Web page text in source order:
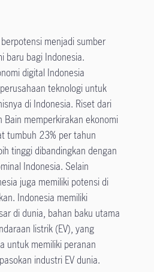
menjadi sumber
baru bagi Indonesia.
digital Indonesia
teknologi untuk
di Indonesia. Riset dari
Bain memperkirakan ekonomi
tumbuh 23% per tahun
tinggi dibandingkan dengan
Indonesia. Selain
juga memiliki potensi di
Indonesia memiliki
di dunia, bahan baku utama
listrik (EV), yang
untuk memiliki peranan
industri EV dunia.